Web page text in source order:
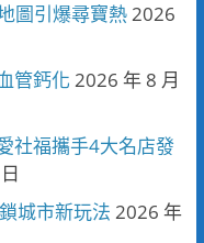
圖引爆尋寶熱2026
管鈣化 2026 年 8 月
社福攜手4大名店發
城市新玩法 2026 年